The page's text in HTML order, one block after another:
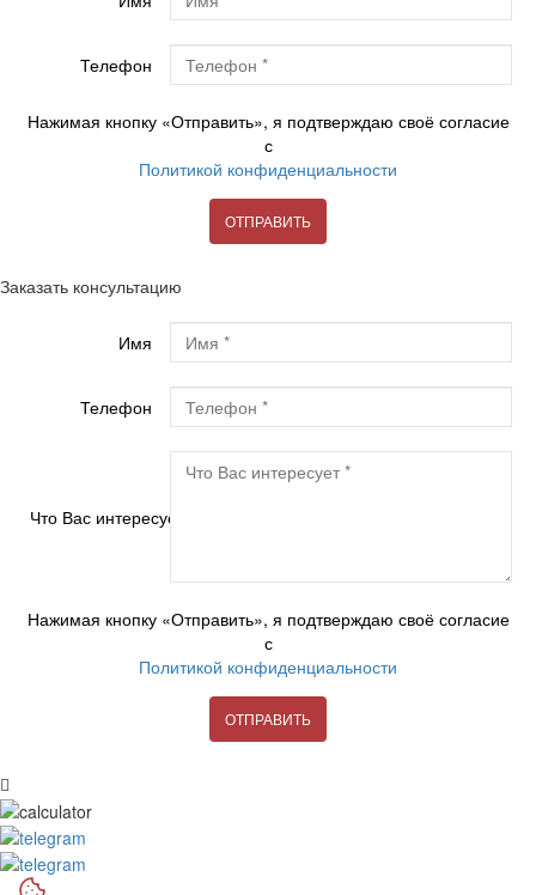
Телефон
Нажимая кнопку «Отправить», я подтверждаю своё согласие
с
Политикой конфиденциальности
ОТПРАВИТЬ
Заказать консультацию
Имя
Телефон
Что Вас интересует?
Нажимая кнопку «Отправить», я подтверждаю своё согласие
с
Политикой конфиденциальности
ОТПРАВИТЬ